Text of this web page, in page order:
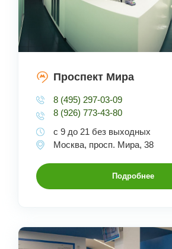
Проспект Мира
8 (495) 297-03-09
8 (926) 773-43-80
с 9 до 21 без выходных
Москва, просп. Мира, 38
Подробнее